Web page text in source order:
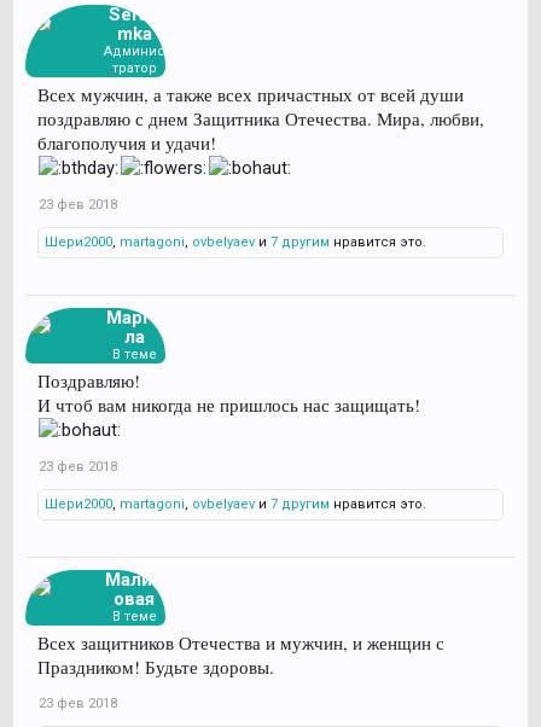
Serafi
mka
Админис
тратор
Всех мужчин, а также всех причастных от всей души
поздравляю с днем Защитника Отечества. Мира, любви,
благополучия и удачи!
23 фев 2018
Шери2000, martagoni, ovbelyaev и 7 другим нравится это.
Марго
ла
В теме
Поздравляю!
И чтоб вам никогда не пришлось нас защищать!
23 фев 2018
Шери2000, martagoni, ovbelyaev и 7 другим нравится это.
Малин
овая
В теме
Всех защитников Отечества и мужчин, и женщин с
Праздником! Будьте здоровы.
23 фев 2018